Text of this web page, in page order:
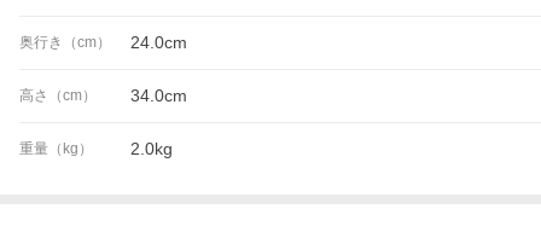
奥行き（cm） 24.0cm
高さ（cm） 34.0cm
重量（kg） 2.0kg